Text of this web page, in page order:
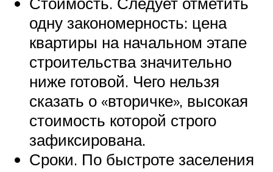
одну закономерность: цена
квартиры на начальном этапе
строительства значительно
ниже готовой. Чего нельзя
сказать о «вторичке», высокая
стоимость которой строго
зафиксирована.
Сроки. По быстроте заселения